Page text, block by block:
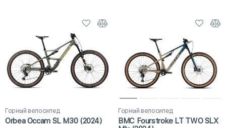
Горный велосипед
Orbea Occam SL M30 (2024)
Горный велосипед
BMC Fourstroke LT TWO SLX